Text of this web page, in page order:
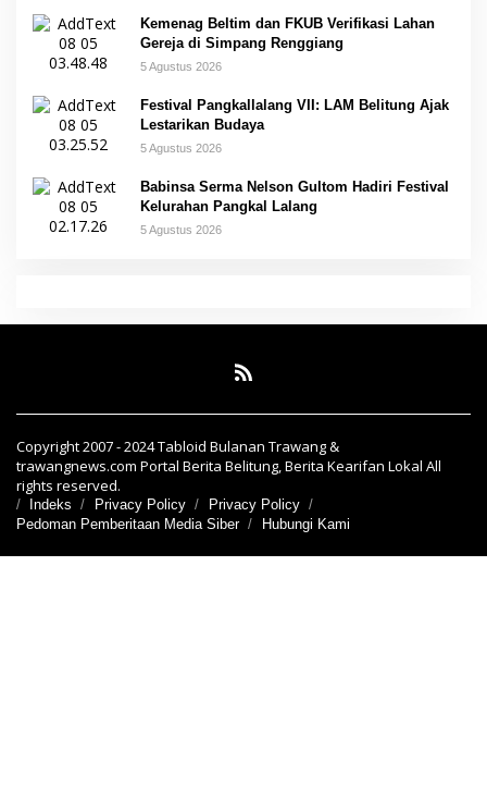
Kemenag Beltim dan FKUB Verifikasi Lahan
Gereja di Simpang Renggiang
5 Agustus 2026
Festival Pangkallalang VII: LAM Belitung Ajak
Lestarikan Budaya
5 Agustus 2026
Babinsa Serma Nelson Gultom Hadiri Festival
Kelurahan Pangkal Lalang
5 Agustus 2026
Copyright 2007 - 2024 Tabloid Bulanan Trawang &
trawangnews.com Portal Berita Belitung, Berita Kearifan Lokal All
rights reserved.
Indeks Privacy Policy
Privacy Policy
Pedoman Pemberitaan Media Siber
Hubungi Kami